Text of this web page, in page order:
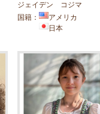
ジェイデン コジマ
国籍：
アメリカ
日本